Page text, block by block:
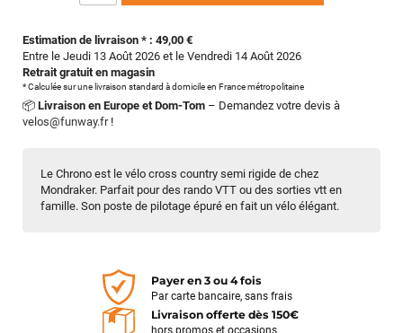
Le Chrono est le vélo cross country semi rigide de chez
Mondraker. Parfait pour des rando VTT ou des sorties vtt en
famille. Son poste de pilotage épuré en fait un vélo élégant.
Estimation de livraison * : 49,00 €
Entre le Jeudi 13 Août 2026 et le Vendredi 14 Août 2026
Retrait gratuit en magasin
* Calculée sur une livraison standard à domicile en France métropolitaine
📦 Livraison en Europe et Dom-Tom – Demandez votre devis à
velos@funway.fr!
Payer en 3 ou 4 fois
Par carte bancaire, sans frais
Livraison offerte dès 150€
hors promos et occasions